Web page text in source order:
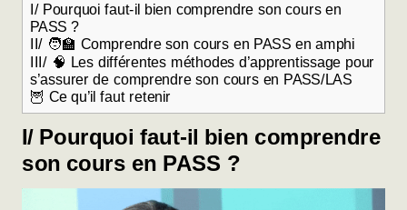
I/ Pourquoi faut-il bien comprendre son cours en
PASS ?
II/ 🧑‍🏫 Comprendre son cours en PASS en amphi
III/ 🧠 Les différentes méthodes d’apprentissage pour
s’assurer de comprendre son cours en PASS/LAS
🦉 Ce qu’il faut retenir
I/ Pourquoi faut-il bien comprendre
son cours en PASS ?